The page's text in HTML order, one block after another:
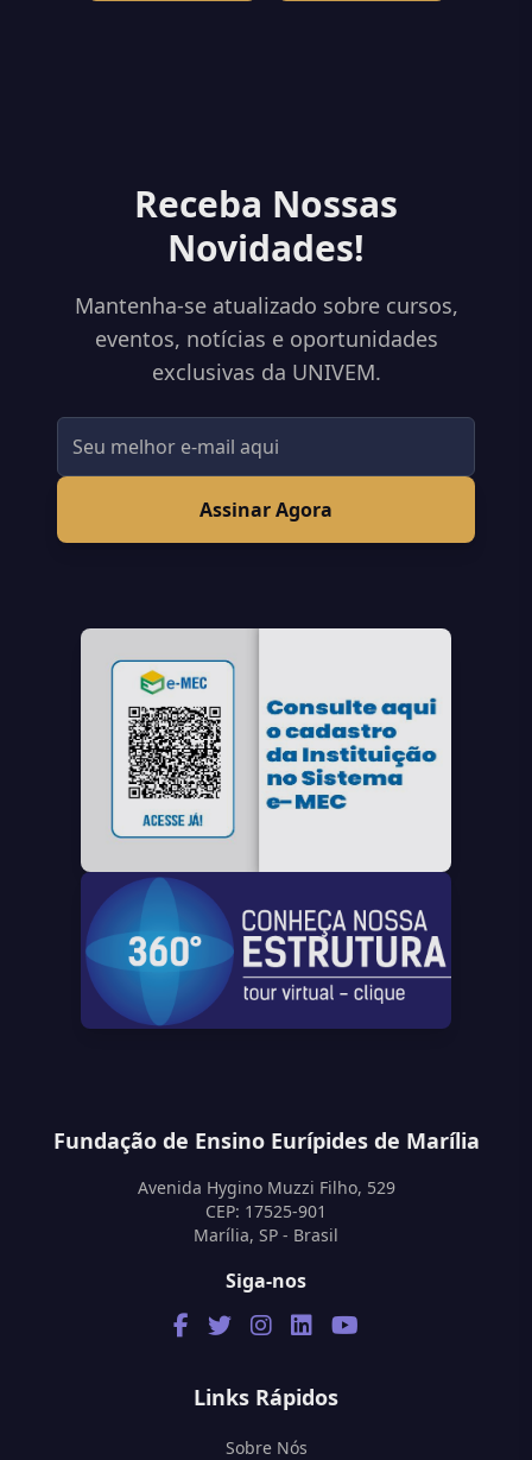
Receba Nossas
Novidades!
Mantenha-se atualizado sobre cursos,
eventos, notícias e oportunidades
exclusivas da UNIVEM.
Assinar Agora
Fundação de Ensino Eurípides de Marília
Avenida Hygino Muzzi Filho, 529
CEP: 17525-901
Marília, SP - Brasil
Siga-nos
Links Rápidos
Sobre Nós